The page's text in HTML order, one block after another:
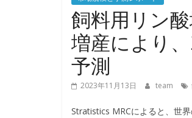
飼料用リン
増産により
予測
2023年11月13日 team
Stratistics MRCによると、世